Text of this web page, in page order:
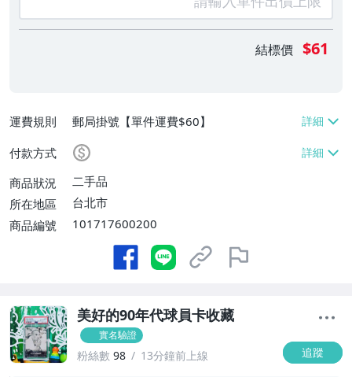
結標價 $61
運費規則
郵局掛號【單件運費$60】
付款方式
商品狀況
二手品
所在地區
台北市
商品編號
101717600200
美好的90年代球員卡收藏
實名驗證
粉絲數 98 13分鐘前上線 追蹤